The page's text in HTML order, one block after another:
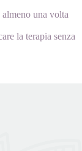
una volta
la terapia senza